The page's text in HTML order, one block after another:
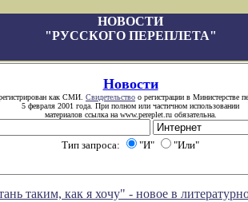
НОВОСТИ
"РУССКОГО ПЕРЕПЛЕТА"
Новости
как СМИ. Свидетельство о регистрации в Министерстве
5 февраля 2001 года. При полном или частичном использовании
материалов ссылка на www.pereplet.ru обязательна.
Тип запроса: "И" "Или"
таким, как я хочу" - новое в